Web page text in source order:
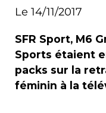
Le 14/11/2017
SFR Sport, M6
Sports étaient
packs sur la
féminin à la